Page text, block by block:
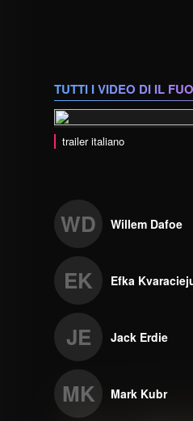
TUTTI I VIDEO DI IL
trailer italiano
WD Willem Dafoe
EK Efka
JE Jack Erdie
MK Mark Kubr